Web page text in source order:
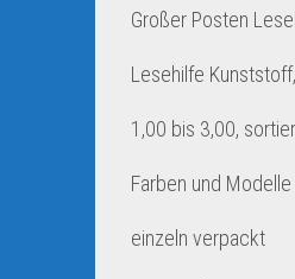
Großer Posten
Lesehilfe Kunststoff,
1,00 bis 3,00,
Farben und
einzeln verpackt